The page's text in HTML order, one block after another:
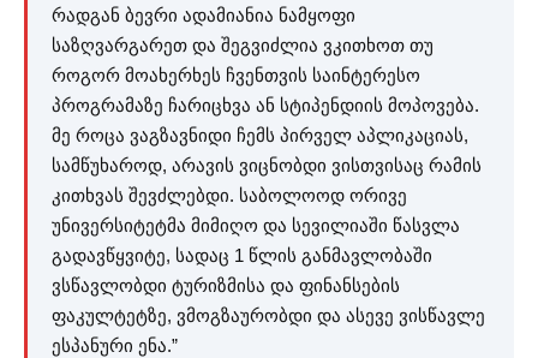
რადგან ბევრი ადამიანია ნამყოფი
საზღვარგარეთ და შეგვიძლია ვკითხოთ თუ
როგორ მოახერხეს ჩვენთვის საინტერესო
პროგრამაზე ჩარიცხვა ან სტიპენდიის მოპოვება.
მე როცა ვაგზავნიდი ჩემს პირველ აპლიკაციას,
სამწუხაროდ, არავის ვიცნობდი ვისთვისაც რამის
კითხვას შევძლებდი. საბოლოოდ ორივე
უნივერსიტეტმა მიმიღო და სევილიაში წასვლა
გადავწყვიტე, სადაც 1 წლის განმავლობაში
ვსწავლობდი ტურიზმისა და ფინანსების
ფაკულტეტზე, ვმოგზაურობდი და ასევე ვისწავლე
ესპანური ენა.”